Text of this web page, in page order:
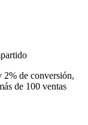
2% de conversión,
de 100 ventas